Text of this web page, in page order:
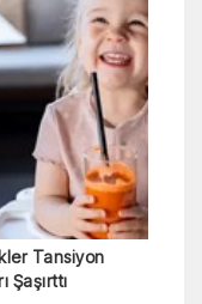
Tansiyon
Şaşırttı